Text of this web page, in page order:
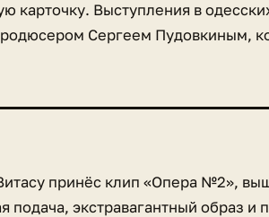
карточку. Выступления в
Сергеем Пудовкиным,
принёс клип «Опера №2»,
экстравагантный образ и